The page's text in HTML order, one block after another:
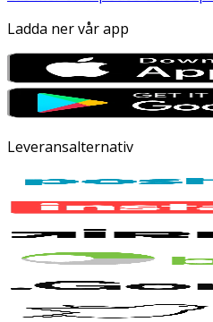
Ladda ner vår app
Leveransalternativ